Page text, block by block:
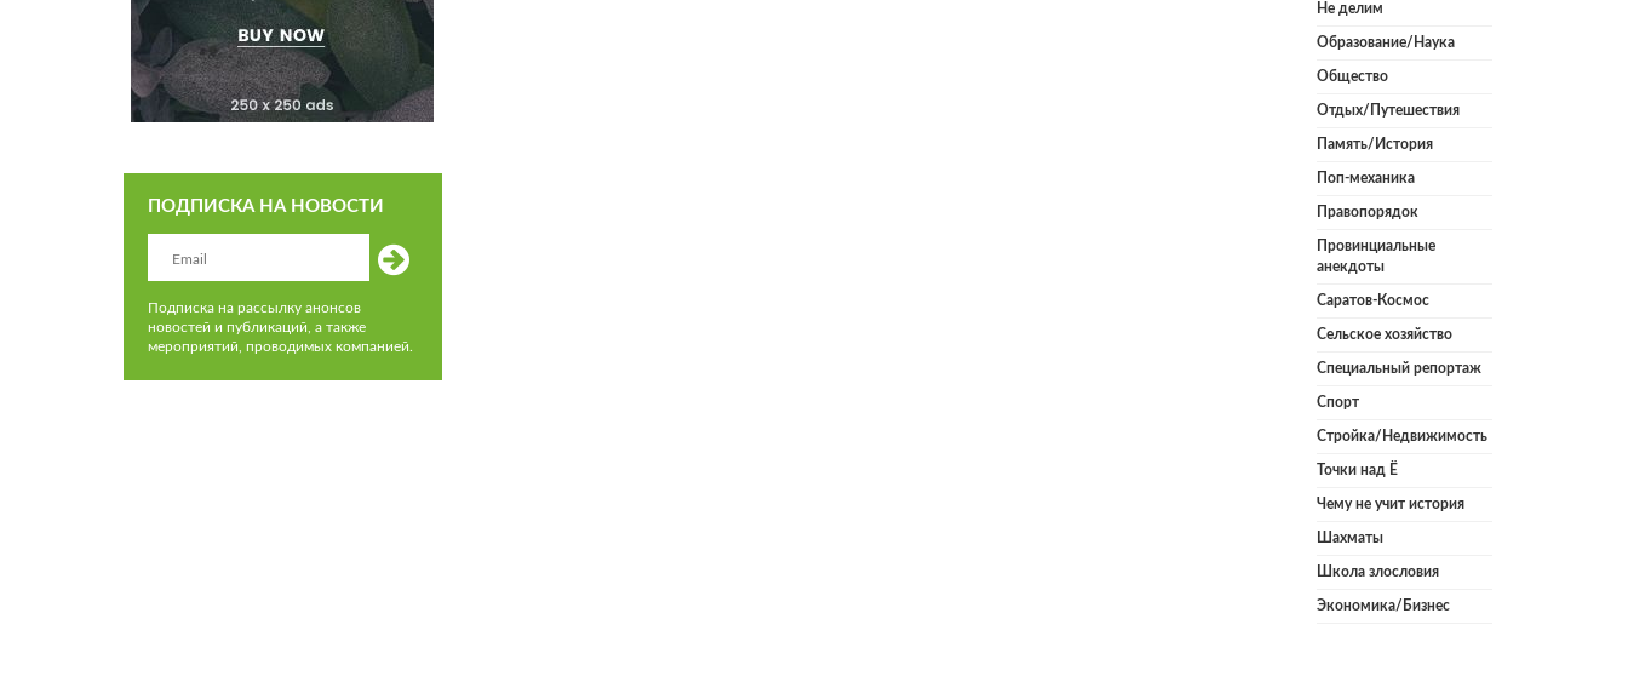
ПОДПИСКА НА НОВОСТИ
Подписка на рассылку анонсов
новостей и публикаций, а также
мероприятий, проводимых компанией.
Не делим
Образование/Наука
Общество
Отдых/Путешествия
Память/История
Поп-механика
Правопорядок
Провинциальные
анекдоты
Саратов-Космос
Сельское хозяйство
Специальный репортаж
Спорт
Стройка/Недвижимость
Точки над Ё
Чему не учит история
Шахматы
Школа злословия
Экономика/Бизнес